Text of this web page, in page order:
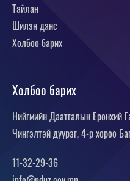
Тайлан
Шилэн данс
Холбоо барих
Холбоо барих
Нийгмийн Даатгалын Ерөнхий
Чингэлтэй дүүрэг, 4-р хороо
11-32-29-36